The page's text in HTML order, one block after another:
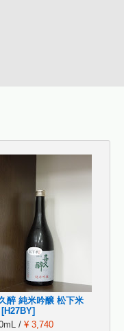
醉 純米吟醸 松下米
/ ¥ 3,740